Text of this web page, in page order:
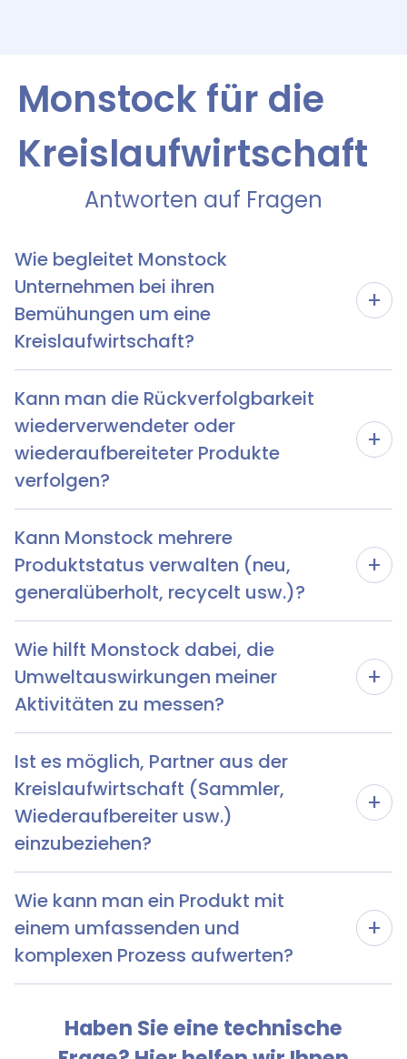
Monstock für die
Kreislaufwirtschaft
Antworten auf Fragen
Wie begleitet Monstock
Unternehmen bei ihren
Bemühungen um eine
Kreislaufwirtschaft?
+
Kann man die Rückverfolgbarkeit
wiederverwendeter oder
wiederaufbereiteter Produkte
verfolgen?
+
Kann Monstock mehrere
Produktstatus verwalten (neu,
generalüberholt, recycelt usw.)?
+
Wie hilft Monstock dabei, die
Umweltauswirkungen meiner
Aktivitäten zu messen?
+
Ist es möglich, Partner aus der
Kreislaufwirtschaft (Sammler,
Wiederaufbereiter usw.)
einzubeziehen?
+
Wie kann man ein Produkt mit
einem umfassenden und
komplexen Prozess aufwerten?
+
Haben Sie eine technische